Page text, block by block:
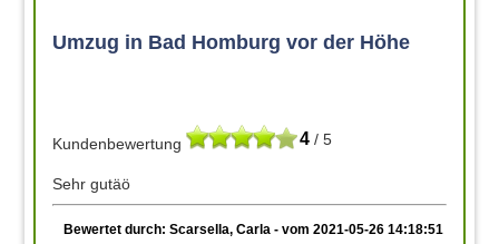
Umzug in Bad Homburg vor der Höhe
4 / 5
Kundenbewertung
Sehr gutäö
Bewertet durch: Scarsella, Carla - vom 2021-05-26 14:18:51